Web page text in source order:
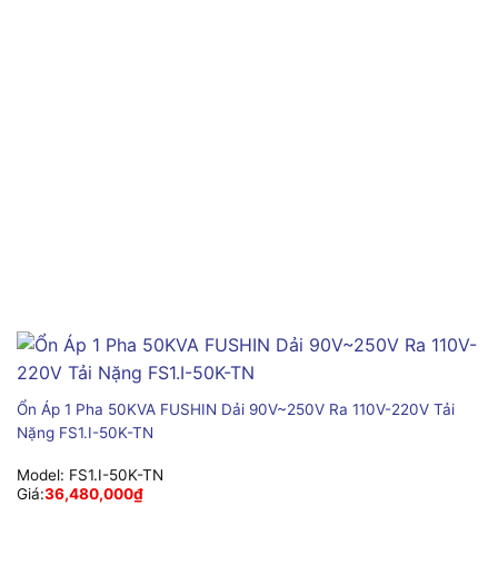
Ổn Áp 1 Pha 50KVA FUSHIN Dải 90V~250V Ra 110V-220V Tải
Nặng FS1.I-50K-TN
Model: FS1.I-50K-TN
Giá:36,480,000₫